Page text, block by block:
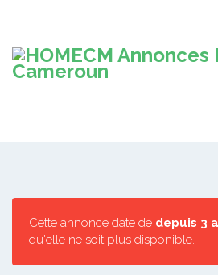
Cette annonce date de depuis 3
qu'elle ne soit plus disponible.